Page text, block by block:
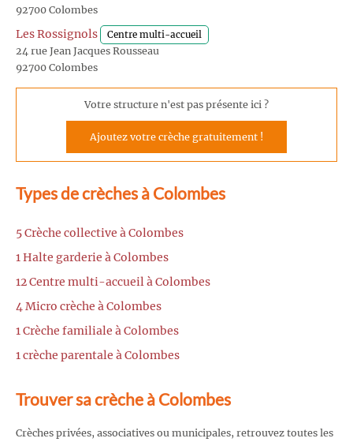
92700 Colombes
Les Rossignols Centre multi-accueil
24 rue Jean Jacques Rousseau
92700 Colombes
Votre structure n'est pas présente ici ?
Ajoutez votre crèche gratuitement !
Types de crèches à Colombes
5 Crèche collective à Colombes
1 Halte garderie à Colombes
12 Centre multi-accueil à Colombes
4 Micro crèche à Colombes
1 Crèche familiale à Colombes
1 crèche parentale à Colombes
Trouver sa crèche à Colombes
Crèches privées, associatives ou municipales, retrouvez toutes les